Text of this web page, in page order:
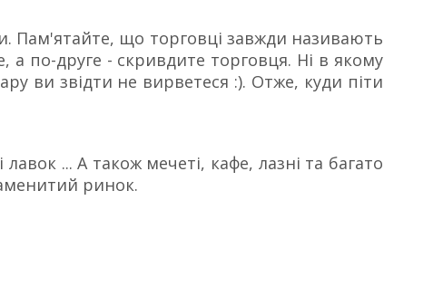
Пам'ятайте, що торговці завжди називають
по-друге - скривдите торговця. Ні в якому
ви звідти не вирветеся :). Отже, куди піти
... А також мечеті, кафе, лазні та багато
ринок.